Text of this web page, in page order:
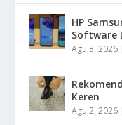
HP
Software
Agu 3, 2026
Keren
Agu 2, 2026